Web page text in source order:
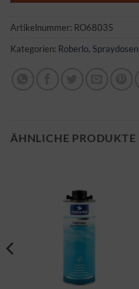
Artikelnummer: RO68035
Kategorien: Roberlo, Spraydosen
ÄHNLICHE PRODUKTE